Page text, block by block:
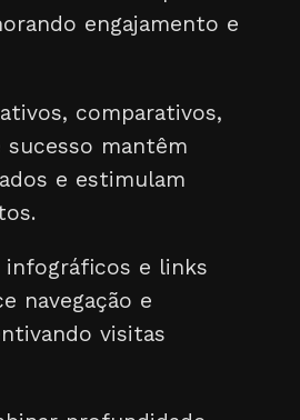
engajamento e
comparativos,
sucesso mantêm
e estimulam
infográficos e links
navegação e
visitas